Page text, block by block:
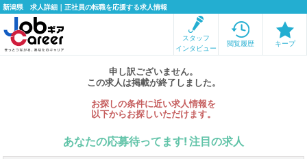
新潟県 求人詳細｜正社員の転職を応援する求人情報
スタッフ
インタビュー
閲覧履歴 キープ
申し訳ございません。
この求人は掲載が終了しました。
お探しの条件に近い求人情報を
以下からお探しいただけます。
あなたの応募待ってます! 注目の求人